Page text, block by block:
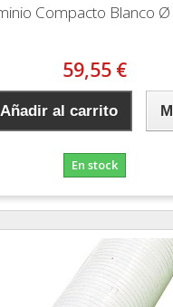
Compacto Blanco Ø
59,55 €
Añadir al carrito
En stock